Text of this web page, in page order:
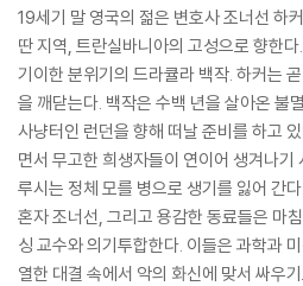
19세기 말 영국의 젊은 변호사 조너선 하
딴 지역, 트란실바니아의 고성으로 향한
기이한 분위기의 드라큘라 백작. 하커는
을 깨닫는다. 백작은 수백 년을 살아온 불
사냥터인 런던을 향해 떠날 준비를 하고
면서 무고한 희생자들이 연이어 생겨나기
루시는 정체 모를 병으로 생기를 잃어 간
혼자 조너선, 그리고 용감한 동료들은 마
싱 교수와 의기투합한다. 이들은 과학과
열한 대결 속에서 악의 화신에 맞서 싸우